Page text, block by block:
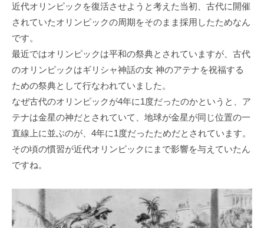
近代オリンピックを復活させようと考えた当初、古代に開催
されていたオリンピックの周期をそのまま採用したためなん
です。
最近ではオリンピックは平和の祭典とされていますが、古代
のオリンピックはギリシャ神話の女 神のアテナを祝福する
ための祭典として行なわれていました。
なぜ古代のオリンピックが4年に1度だったのかというと、ア
テナは金星の神だとされていて、地球が金星が同じ位置の一
直線上に並ぶのが、4年に1度だったためだとされています。
その頃の慣習が近代オリンピックにまで影響を与えていたん
ですね。